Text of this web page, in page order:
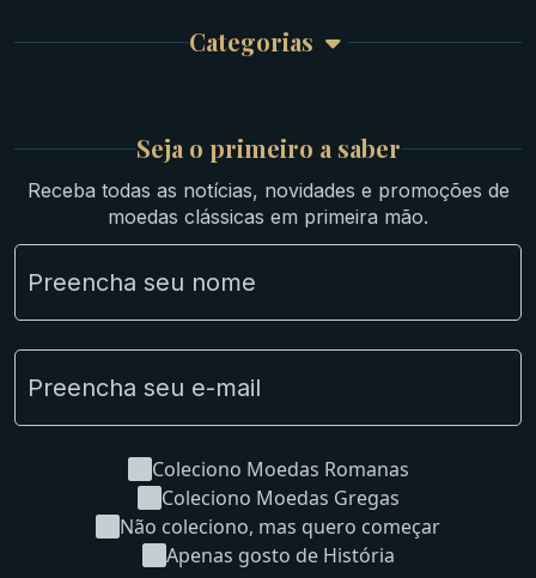
Atendimento
Categorias
Ouro
Ibéricas
Lotes Grandes
Material Numismático
NGC e NNC Encapsuladas
Novidades
Seja o primeiro a saber
Receba todas as notícias, novidades e promoções de
moedas clássicas em primeira mão.
Coleciono Moedas Romanas
Coleciono Moedas Gregas
Não coleciono, mas quero começar
Apenas gosto de História